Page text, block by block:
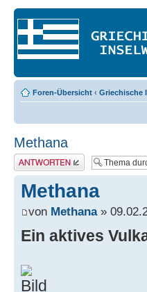
Foren-Übersicht ‹ Griechische
Methana
Antwort erstellen
Methana
von Methana»
Ein aktives